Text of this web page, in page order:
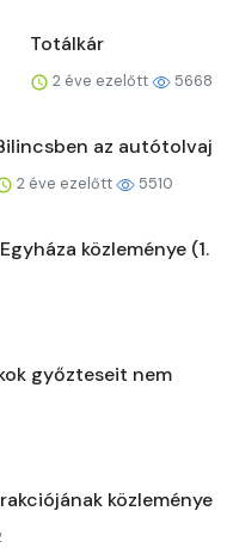
Totálkár
2 éve ezelőtt 5668
az autótolvaj
2 éve ezelőtt 5510
közleménye (1.
győzteseit nem
közleménye